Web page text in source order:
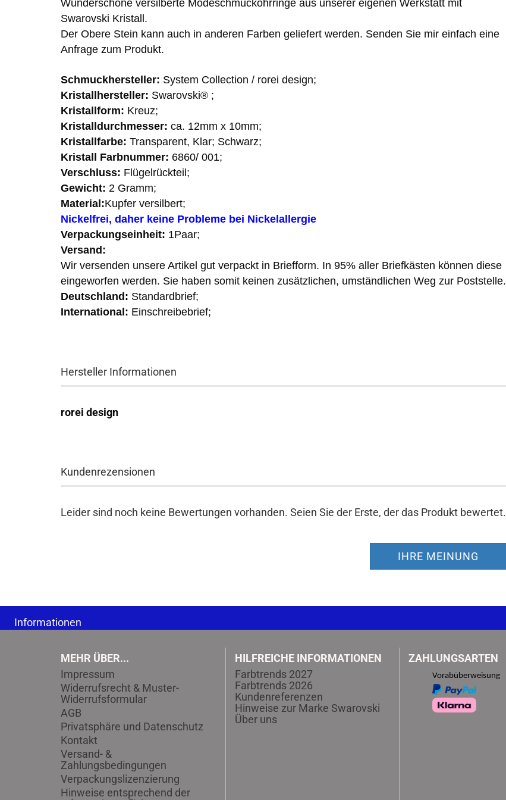
Wunderschöne versilberte Modeschmuckohrringe aus unserer eigenen Werkstatt mit
Swarovski Kristall.
Der Obere Stein kann auch in anderen Farben geliefert werden. Senden Sie mir einfach eine
Anfrage zum Produkt.
Schmuckhersteller: System Collection / rorei design;
Kristallhersteller: Swarovski® ;
Kristallform: Kreuz;
Kristalldurchmesser: ca. 12mm x 10mm;
Kristallfarbe: Transparent, Klar; Schwarz;
Kristall Farbnummer: 6860/ 001;
Verschluss: Flügelrückteil;
Gewicht: 2 Gramm;
Material:Kupfer versilbert;
Nickelfrei, daher keine Probleme bei Nickelallergie
Verpackungseinheit: 1Paar;
Versand:
Wir versenden unsere Artikel gut verpackt in Briefform. In 95% aller Briefkästen können diese
eingeworfen werden. Sie haben somit keinen zusätzlichen, umständlichen Weg zur Poststelle.
Deutschland: Standardbrief;
International: Einschreibebrief;
Hersteller Informationen
rorei design
Kundenrezensionen
Leider sind noch keine Bewertungen vorhanden. Seien Sie der Erste, der das Produkt bewertet.
IHRE MEINUNG
Informationen
MEHR ÜBER...
Impressum
Widerrufsrecht & Muster-
Widerrufsformular
AGB
Privatsphäre und Datenschutz
Kontakt
Versand- &
Zahlungsbedingungen
Verpackungslizenzierung
Hinweise entsprechend der
HILFREICHE INFORMATIONEN
Farbtrends 2027
Farbtrends 2026
Kundenreferenzen
Hinweise zur Marke Swarovski
Über uns
ZAHLUNGSARTEN
Vorabüberweisung